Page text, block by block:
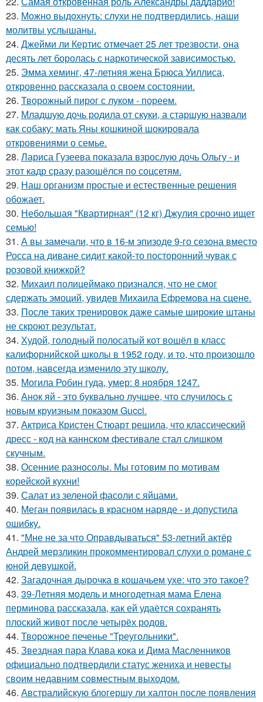
23. Можно выдохнуть: слухи не подтвердились, наши
молитвы услышаны.
24. Джейми ли Кертис отмечает 25 лет трезвости, она
десять лет боролась с наркотической зависимостью.
25. Эмма хеминг, 47-летняя жена Брюса Уиллиса,
откровенно рассказала о своем состоянии.
26. Творожный пирог с луком - пореем.
27. Младшую дочь родила от скуки, а старшую назвали
как собаку: мать Яны кошкиной шокировала
откровениями о семье.
28. Лариса Гузеева показала взрослую дочь Ольгу - и
этот кадр сразу разошёлся по соцсетям.
29. Наш организм простые и естественные решения
обожает.
30. Небольшая "Квартирная" (12 кг) Джулия срочно ищет
семью!
31. А вы замечали, что в 16-м эпизоде 9-го сезона вместо
Росса на диване сидит какой-то посторонний чувак с
розовой книжкой?
32. Михаил полицеймако признался, что не смог
сдержать эмоций, увидев Михаила Ефремова на сцене.
33. После таких тренировок даже самые широкие штаны
не скроют результат.
34. Худой, голодный полосатый кот вошёл в класс
калифорнийской школы в 1952 году, и то, что произошло
потом, навсегда изменило эту школу.
35. Могила Робин гуда, умер: 8 ноября 1247.
36. Анок яй - это буквально лучшее, что случилось с
новым круизным показом Gucci.
37. Актриса Кристен Стюарт решила, что классический
дресс - код на каннском фестивале стал слишком
скучным.
38. Осенние разносолы. Мы готовим по мотивам
корейской кухни!
39. Салат из зеленой фасоли с яйцами.
40. Меган появилась в красном наряде - и допустила
ошибку.
41. "Мне не за что Оправдываться" 53-летний актёр
Андрей мерзликин прокомментировал слухи о романе с
юной девушкой.
42. Загадочная дырочка в кошачьем ухе: что это такое?
43. 39-Летняя модель и многодетная мама Елена
перминова рассказала, как ей удаётся сохранять
плоский живот после четырёх родов.
44. Творожное печенье "Треугольники".
45. Звездная пара Клава кока и Дима Масленников
официально подтвердили статус жениха и невесты
своим недавним совместным выходом.
46. Австралийскую блогершу ли халтон после появления